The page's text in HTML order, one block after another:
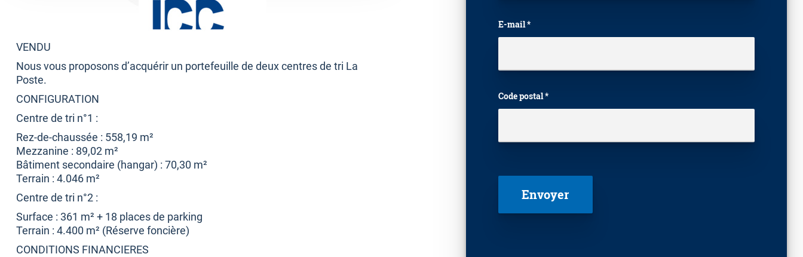
VENDU
Nous vous proposons d’acquérir un portefeuille de deux centres de tri La
Poste.
CONFIGURATION
Centre de tri n°1 :
Rez-de-chaussée : 558,19 m²
Mezzanine : 89,02 m²
Bâtiment secondaire (hangar) : 70,30 m²
Terrain : 4.046 m²
Centre de tri n°2 :
Surface : 361 m² + 18 places de parking
Terrain : 4.400 m² (Réserve foncière)
CONDITIONS FINANCIERES
E-mail *
Code postal *